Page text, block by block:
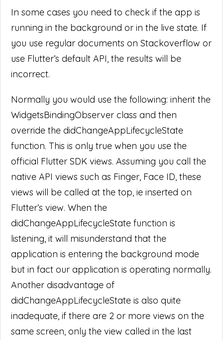
In some cases you need to check if the app is
running in the background or in the live state. If
you use regular documents on Stackoverflow or
use Flutter’s default API, the results will be
incorrect.
Normally you would use the following: inherit the
WidgetsBindingObserver class and then
override the didChangeAppLifecycleState
function. This is only true when you use the
official Flutter SDK views. Assuming you call the
native API views such as Finger, Face ID, these
views will be called at the top, ie inserted on
Flutter’s view. When the
didChangeAppLifecycleState function is
listening, it will misunderstand that the
application is entering the background mode
but in fact our application is operating normally.
Another disadvantage of
didChangeAppLifecycleState is also quite
inadequate, if there are 2 or more views on the
same screen, only the view called in the last